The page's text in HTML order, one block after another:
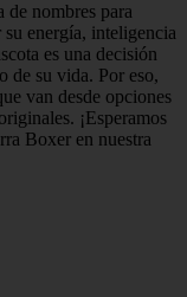
de nombres para
energía, inteligencia
es una decisión
de su vida. Por eso,
van desde opciones
¡Esperamos
Boxer en nuestra